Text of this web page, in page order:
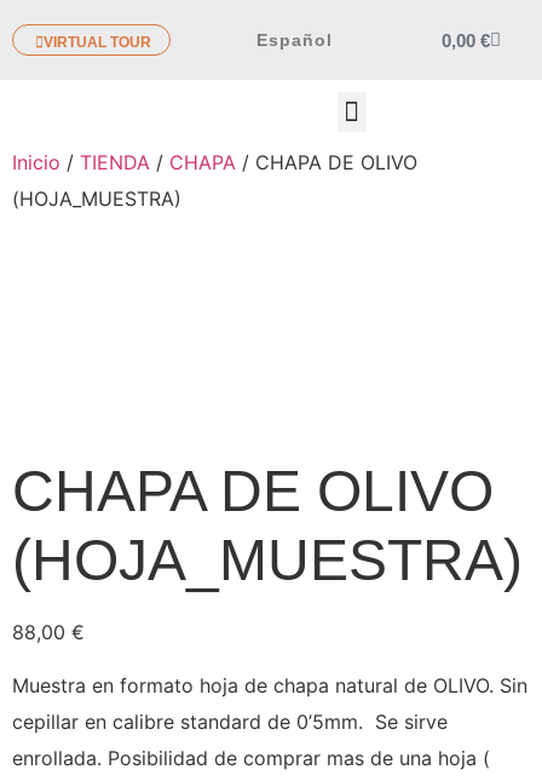
VIRTUAL TOUR Español 0,00 €
Inicio / TIENDA / CHAPA / CHAPA DE OLIVO
(HOJA_MUESTRA)
CHAPA DE OLIVO
(HOJA_MUESTRA)
88,00 €
Muestra en formato hoja de chapa natural de OLIVO. Sin
cepillar en calibre standard de 0’5mm. Se sirve
enrollada. Posibilidad de comprar mas de una hoja (